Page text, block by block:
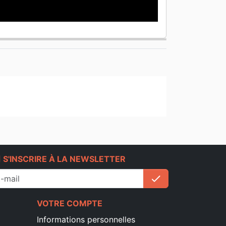
S'INSCRIRE À LA NEWSLETTER
check
VOTRE COMPTE
Informations personnelles